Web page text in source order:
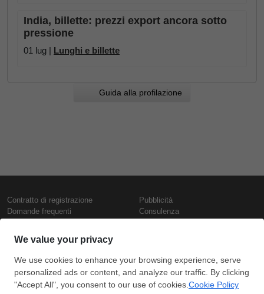
India, billette: prezzi export ancora sotto
pressione
01 lug | Lunghi e billette
Guida alla profilazione
Contratto di registrazione
Domande frequenti
Presentazione
Contattaci
Termini di utilizzo
Politica di riservatezza
Pubblicità
Consulenza